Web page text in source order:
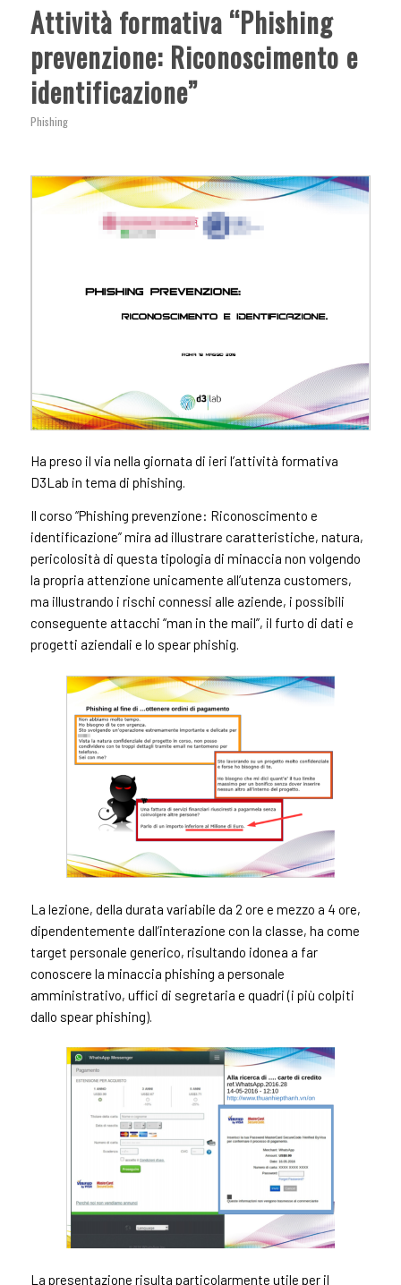
Attività formativa “Phishing
prevenzione: Riconoscimento e
identificazione”
Phishing
Ha preso il via nella giornata di ieri l’attività formativa
D3Lab in tema di phishing.
Il corso “Phishing prevenzione: Riconoscimento e
identificazione” mira ad illustrare caratteristiche, natura,
pericolosità di questa tipologia di minaccia non volgendo
la propria attenzione unicamente all’utenza customers,
ma illustrando i rischi connessi alle aziende, i possibili
conseguente attacchi “man in the mail”, il furto di dati e
progetti aziendali e lo spear phishig.
La lezione, della durata variabile da 2 ore e mezzo a 4 ore,
dipendentemente dall’interazione con la classe, ha come
target personale generico, risultando idonea a far
conoscere la minaccia phishing a personale
amministrativo, uffici di segretaria e quadri (i più colpiti
dallo spear phishing).
La presentazione risulta particolarmente utile per il